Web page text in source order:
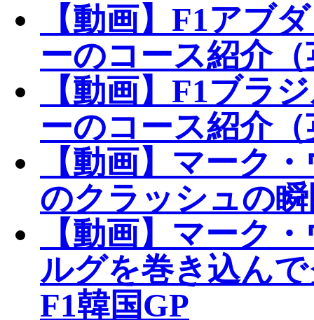
【動画】F1アブ
ーのコース紹介
【動画】F1ブラ
ーのコース紹介
【動画】マーク
のクラッシュの
【動画】マーク
ルグを巻き込ん
F1韓国GP